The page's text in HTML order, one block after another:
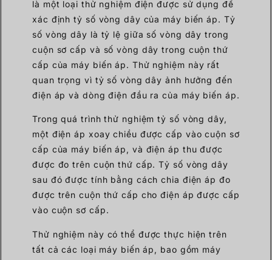
là một loại thử nghiệm điện được sử dụng để
xác định tỷ số vòng dây của máy biến áp. Tỷ
số vòng dây là tỷ lệ giữa số vòng dây trong
cuộn sơ cấp và số vòng dây trong cuộn thứ
cấp của máy biến áp. Thử nghiệm này rất
quan trọng vì tỷ số vòng dây ảnh hưởng đến
điện áp và dòng điện đầu ra của máy biến áp.
Trong quá trình thử nghiệm tỷ số vòng dây,
một điện áp xoay chiều được cấp vào cuộn sơ
cấp của máy biến áp, và điện áp thu được
được đo trên cuộn thứ cấp. Tỷ số vòng dây
sau đó được tính bằng cách chia điện áp đo
được trên cuộn thứ cấp cho điện áp được cấp
vào cuộn sơ cấp.
Thử nghiệm này có thể được thực hiện trên
tất cả các loại máy biến áp, bao gồm máy